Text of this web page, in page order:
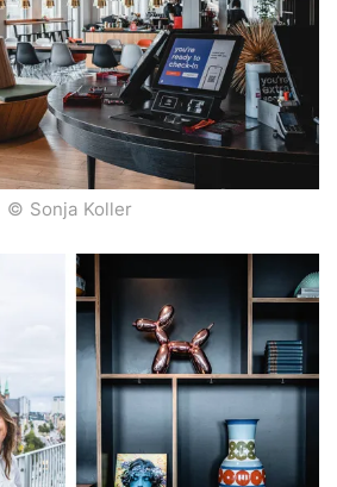
© Sonja Koller